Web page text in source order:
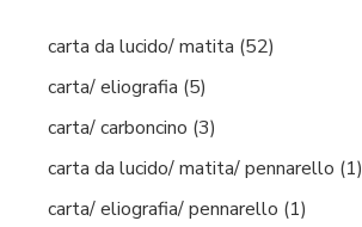
carta da lucido/ matita (52)
carta/ eliografia (5)
carta/ carboncino (3)
carta da lucido/ matita/ pennarello (1)
carta/ eliografia/ pennarello (1)